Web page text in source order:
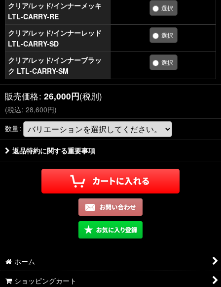
クリア/レッド/インナーメッキ
LTL-CARRY-RE
クリア/レッド/インナーレッド
LTL-CARRY-SD
クリア/レッド/インナーブラッ
ク LTL-CARRY-SM
販売価格: 26,000円(税別)
(税込: 28,600円)
数量:
返品特約に関する重要事項
ホーム
ショッピングカート